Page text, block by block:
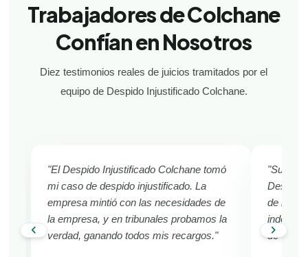
Trabajadores de Colchane
Confían en Nosotros
Diez testimonios reales de juicios tramitados por el
equipo de Despido Injustificado Colchane.
chevron_left
"El Despido Injustificado Colchane tomó
mi caso de despido injustificado. La
empresa mintió con las necesidades de
la empresa, y en tribunales probamos la
verdad, ganando todos mis recargos."
"Sufría
Despido
de
de
chevron_right